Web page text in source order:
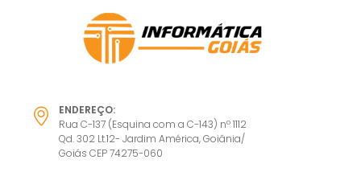
ENDEREÇO:
Rua C-137 (Esquina com a C-143) nº 1112
Qd. 302 Lt.12- Jardim América, Goiânia/
Goiás CEP 74275-060